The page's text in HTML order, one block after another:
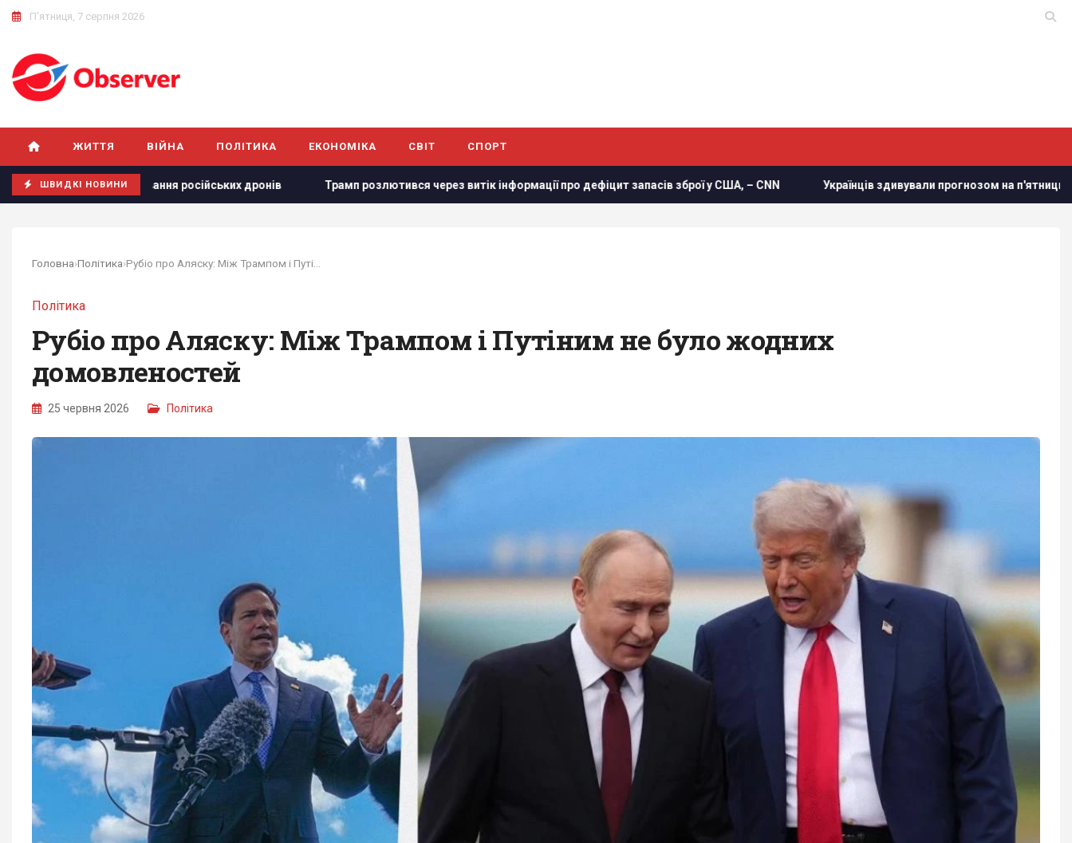
П'ятниця, 7 серпня 2026
ЖИТТЯ ВІЙНА ПОЛІТИКА ЕКОНОМІКА СВІТ СПОРТ
ШВИДКІ НОВИНИ
полювання російських дронів Трамп розлютився через витік інформації про дефіцит запасів зброї у США, – CNN Українців здивували прогнозом на п'ятницю Путін
Головна›Політика›
Політика
Рубіо про Аляску: Між Трампом і Путіним не було жодних
домовленостей
25 червня 2026 Політика